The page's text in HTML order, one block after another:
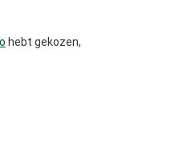
hebt gekozen,